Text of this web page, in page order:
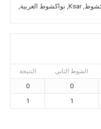
Stade de la Capitale, طريق الأمل, نواكشوط, Ksar, نواكشوط الغربية,
الشوط الثاني النتيجة
0
0
1
1